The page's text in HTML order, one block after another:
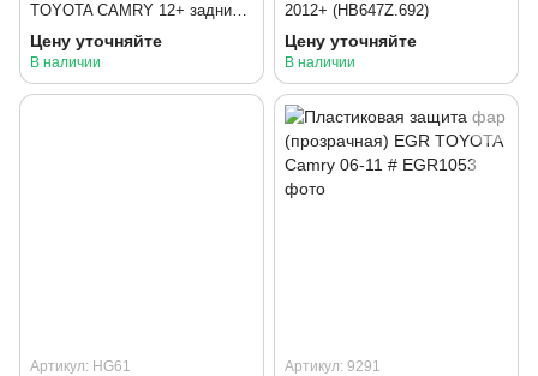
TOYOTA CAMRY 12+ задний
(DBA2713S)
Цену уточняйте
В наличии
2012+ (HB647Z.692)
Цену уточняйте
В наличии
Артикул: HG61 Артикул: 9291